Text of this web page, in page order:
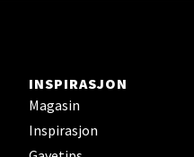
INSPIRASJON
Magasin
Inspirasjon
Ski - Thon
Åpent i dag 10-21